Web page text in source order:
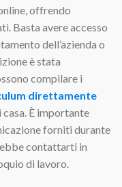
offrendo
Basta avere accesso
dell’azienda o
è stata
compilare i
direttamente
casa. È importante
forniti durante
contattarti in
di lavoro.